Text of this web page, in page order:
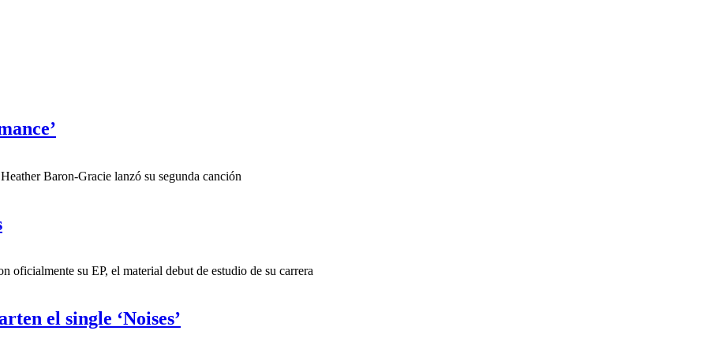
Baron-Gracie lanzó su segunda canción
su EP, el material debut de estudio de su carrera
el single ‘Noises’